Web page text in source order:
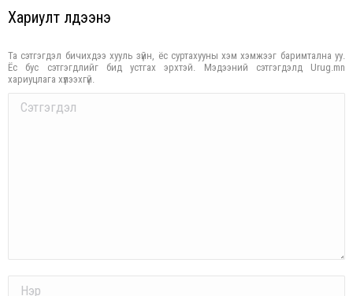
Хариулт үлдээнэ үү
Та сэтгэгдэл бичихдээ хууль зүйн, ёс суртахууны хэм хэмжээг баримтална уу.
Ёс бус сэтгэгдлийг бид устгах эрхтэй. Мэдээний сэтгэгдэлд Urug.mn
хариуцлага хүлээхгүй.
Comment